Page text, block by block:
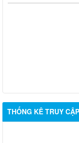
THỐNG KÊ TRUY CẬP